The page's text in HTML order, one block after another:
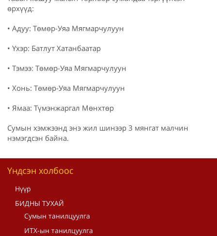
өрхүүд:
• Адуу: Төмөр-Уяа Мягмарчулуун
• Үхэр: Батлут Хатанбаатар
• Тэмээ: Төмөр-Уяа Мягмарчулуун
• Хонь: Төмөр-Уяа Мягмарчулуун
• Ямаа: Түмэнжаргал Мөнхтөр
Сумын хэмжээнд энэ жил шинээр 3 мянгат малчин
нэмэгдсэн байна.
Үндсэн холбоос
Нүүр
БИДНЫ ТУХАЙ
Сумын танилцуулга
ИТХ-ын танилцуулга